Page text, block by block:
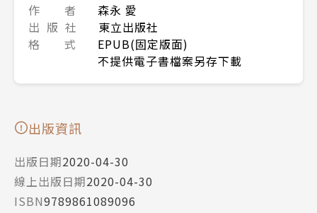
作 者
森永 愛
出 版 社
東立出版社
格 式
EPUB(固定版面)
不提供電子書檔案另存下載
出版資訊
出版日期2020-04-30
線上出版日期2020-04-30
ISBN9789861089096